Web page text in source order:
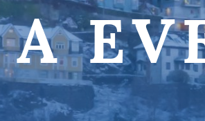
Umbria
Veneto
Campania